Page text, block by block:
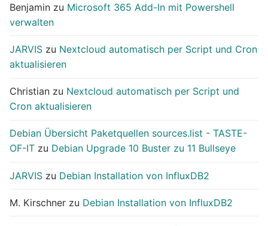
Benjamin zu Microsoft 365 Add-In mit Powershell
verwalten
JARVIS zu Nextcloud automatisch per Script und Cron
aktualisieren
Christian zu Nextcloud automatisch per Script und
Cron aktualisieren
Debian Übersicht Paketquellen sources.list - TASTE-
OF-IT zu Debian Upgrade 10 Buster zu 11 Bullseye
JARVIS zu Debian Installation von InfluxDB2
M. Kirschner zu Debian Installation von InfluxDB2